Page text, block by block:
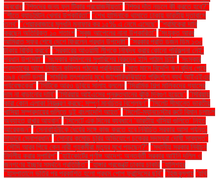
অবরোধ "শিশুদের জন্য ফ্লু টিকার প্রয়োজনীয়তা" "শিশুর দাঁত নড়লে কী করতে হবে?"
"শীতে ব্যাডমিন্টন খেলার উপকারিতা" "শেখ হাসিনাকে থামাতে ঢাকায় ভারতীয় দূতাবাসে
তলব" "শেয়ারবাজারে মূলধনি মুনাফার কর ১৫% এ নেমে এসেছে" "শ্রমিকেরা দাবি
করছেন অতিরিক্ত ১০ শতাংশ "সবুজ আপেলের নানা উপকারিতা" "সংযুক্ত আরব
আমিরাত সফর শেষে দেশে ফিরলেন প্রধান উপদেষ্টা" "সরকার প্রতি ডজন ডিম ১৩০
টাকায় বিক্রি করবে" "সরকারের আওয়ামী লীগকে নিষিদ্ধ করার কোনো পরিকল্পনা নেই:
প্রধান উপদেষ্টা" "সংস্কার কমিশনের সুপারিশের বিরুদ্ধে ইসি পাঠাল চিঠি" "সংস্কার
প্রস্তাবের আগে নির্বাচন কমিশন গঠনের প্রক্রিয়া" "সাত মাসে বিদেশি ঋণ বৃদ্ধি পেয়ে
৩৯৪ কোটি ডলার "সামরিক তৎপরতার মুখে জাপোরিঝঝিয়াতে পরিদর্শনে ব্যর্থ আইএইএর
পর্যবেক্ষকেরা" "সিটিকে আরও ডুবিয়ে সালাহ বললেন "সিরামিক শিল্প মালিকদের গ্যাসের
দাম না বাড়ানোর দাবি" "সিরিয়ায় আইএসের পুনরুত্থানের ঝুঁকি দ্বিগুণ হয়েছে" "সিরিয়ায়
কারা কোন এলাকা নিয়ন্ত্রণ করছে: সম্পূর্ণ মানচিত্র বিশ্লেষণ" "সিলেট সীমান্তে ভারতীয়
খাসিয়া সম্প্রদায়ের গুলিতে দুই বাংলাদেশি আহত" "সিলেট-ম্যানচেস্টার রুটে বিমান চলাচল
অব্যাহত রাখার আহ্বান" "সিলেটে এক দিনের ব্যবধানে ‘ভারতীয় খাসিয়া গু‌লিতে’ নিহত
আরেকজন" "সেনাবাহিনীকে ধৈর্যের সঙ্গে কাজ করতে হবে নির্বাচিত সরকার আসা পর্যন্ত:
সাভারে সেনাপ্রধান" "সোনার কমোড চুরির অভিযোগে চক্রের সদস্যরা দোষী সাব্যস্ত"
"সৌদি আরব গিয়ে কেন নারী গৃহকর্মীরা মৃত্যুর মুখে পড়ছেন?" "স্থানীয় সরকার নির্বাচন
নির্দলীয় করার সুপারিশ" "হাইকোর্টের পূর্ণাঙ্গ আদেশ: অন্তর্বর্তী সরকার আইনি দলিল ও
জনগণের ইচ্ছার সমর্থনে প্রতিষ্ঠিত" "হাঙ্গার প্রজেক্টে ঢাকায় চাকরি "হালিশহর
"হাসপাতালে ভর্তির পর প্রকাশিত হলো প্রথম পোপ ফ্রান্সিসের ছবি" "হিজবুল্লাহ "হুথি